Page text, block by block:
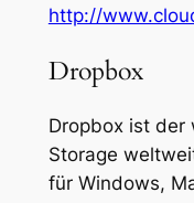
http://
Dropbox
Dropbox ist der
Storage
für Windows,